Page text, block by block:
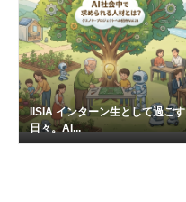
IISIA インターン生として過ごす
日々。AI...